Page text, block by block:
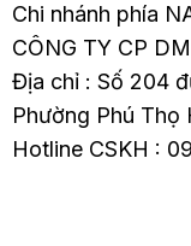
Chi nhánh phía
CÔNG TY CP
Địa chỉ : Số 204
Phường Phú Thọ
Hotline CSKH :